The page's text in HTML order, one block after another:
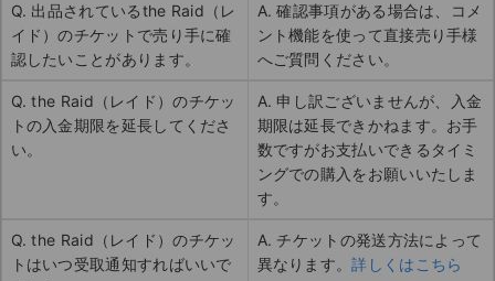
Q. 出品されているthe Raid（レ
イド）のチケットで売り手に確
認したいことがあります。
A. 確認事項がある場合は、コメ
ント機能を使って直接売り手様
へご質問ください。
Q. the Raid（レイド）のチケッ
トの入金期限を延長してくださ
い。
A. 申し訳ございませんが、入金
期限は延長できかねます。お手
数ですがお支払いできるタイミ
ングでの購入をお願いいたしま
す。
Q. the Raid（レイド）のチケッ
トはいつ受取通知すればいいで
A. チケットの発送方法によって
異なります。詳しくはこちら